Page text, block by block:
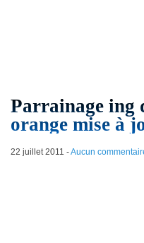
Parrainage ing
orange mise à
22 juillet 2011 -Aucun